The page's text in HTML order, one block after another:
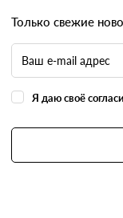
Только свежие
Я даю своё